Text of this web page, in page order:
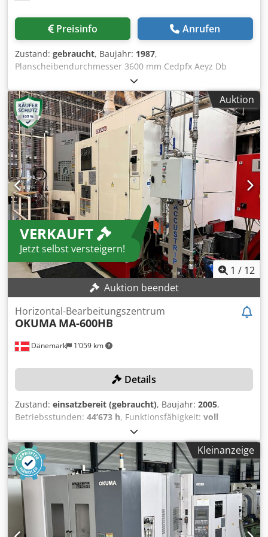
Preisinfo Anrufen
Zustand: gebraucht, Baujahr: 1987,
Planscheibendurchmesser 3600 mm Cedpfx Aeyz Db
Usggerf Umlaufdurchmesser 4500 mm Drehhöhe 1850 mm
Drehzahlbereich 0,6- 50 U/min Maschinengewicht ca. 72 t
Gebrauchtes konventionelles Karrusell, Doppelständer -
Digitalanzeige - Doppelständer - 2x Ram - verfahrbarer
Querbalken - zusätzlicher Werkzeugträger (4-fach) seitlich
an der Planscheine
Auktion
VERKAUFT
Jetzt selbst versteigern!
1 / 12
Auktion beendet
Dänemark 1’059 km
Horizontal-Bearbeitungszentrum
OKUMA MA-600HB
Details
Zustand: einsatzbereit (gebraucht), Baujahr: 2005,
Betriebsstunden: 44’673 h, Funktionsfähigkeit: voll
, Verfahrweg X-Achse:
Verfahrweg Y-Achse:900 mm, Verfahrweg Z-Achse:900
mm, Steuerungsmodell:OSP-E100M , Spindeldrehzahl
(max.):12’000 U/min, Anzahl der Steckplätze im
Werkzeugmagazin: 320, Kein Mindestpreis - garantierter
Verkauf zum höchsten Gebot! TECHNISCHE DETAILS
Verfahrweg X-Achse: 1.000 mm Verfahrweg Y-Achse: 900
mm Verfahrweg Z-Achse: 900 mm Spindeldrehzahl: 12.000
U/min Werkzeugaufnahme: BT50 Werkzeugplätze: 320
Kleinanzeige